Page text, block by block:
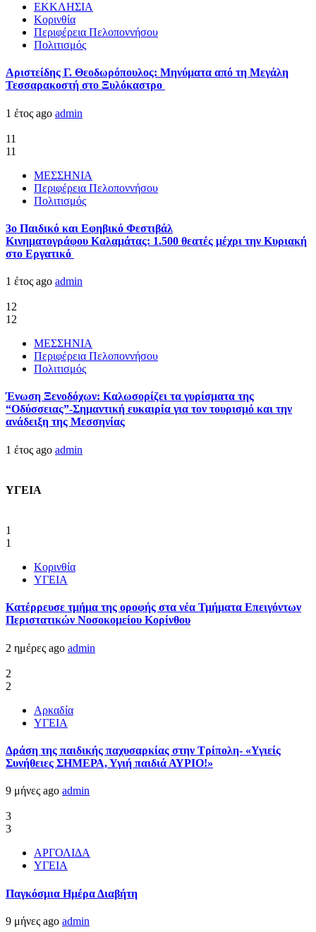
ΕΚΚΛΗΣΙΑ
Κορινθία
Περιφέρεια Πελοποννήσου
Πολιτισμός
Αριστείδης Γ. Θεοδωρόπουλος: Μηνύματα από τη Μεγάλη
Τεσσαρακοστή στο Ξυλόκαστρο
1 έτος ago admin
11
11
ΜΕΣΣΗΝΙΑ
Περιφέρεια Πελοποννήσου
Πολιτισμός
3ο Παιδικό και Εφηβικό Φεστιβάλ
Κινηματογράφου Καλαμάτας: 1.500 θεατές μέχρι την Κυριακή
στο Εργατικό
1 έτος ago admin
12
12
ΜΕΣΣΗΝΙΑ
Περιφέρεια Πελοποννήσου
Πολιτισμός
Ένωση Ξενοδόχων: Καλωσορίζει τα γυρίσματα της
“Οδύσσειας”-Σημαντική ευκαιρία για τον τουρισμό και την
ανάδειξη της Μεσσηνίας
1 έτος ago admin
ΥΓΕΙΑ
1
1
Κορινθία
ΥΓΕΙΑ
Kατέρρευσε τμήμα της οροφής στα νέα Τμήματα Επειγόντων
Περιστατικών Νοσοκομείου Κορίνθου
2 ημέρες ago admin
2
2
Αρκαδία
ΥΓΕΙΑ
Δράση της παιδικής παχυσαρκίας στην Τρίπολη- «Υγιείς
Συνήθειες ΣΗΜΕΡΑ, Υγιή παιδιά ΑΥΡΙΟ!»
9 μήνες ago admin
3
3
ΑΡΓΟΛΙΔΑ
ΥΓΕΙΑ
Παγκόσμια Ημέρα Διαβήτη
9 μήνες ago admin